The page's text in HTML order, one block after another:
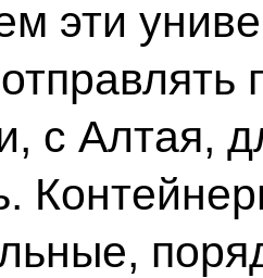
эти
с Алтая,